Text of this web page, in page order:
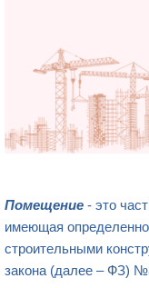
Помещение - это
имеющая
строительными
закона (далее – ФЗ)